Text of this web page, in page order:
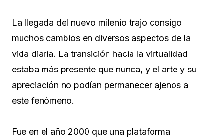
La llegada del nuevo milenio trajo consigo
muchos cambios en diversos aspectos de la
vida diaria. La transición hacia la virtualidad
estaba más presente que nunca, y el arte y su
apreciación no podían permanecer ajenos a
este fenómeno.
Fue en el año 2000 que una plataforma